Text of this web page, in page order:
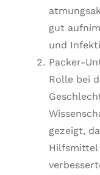
gut
und
Packer-
Rolle bei
gezeigt,
Hilfsmittel